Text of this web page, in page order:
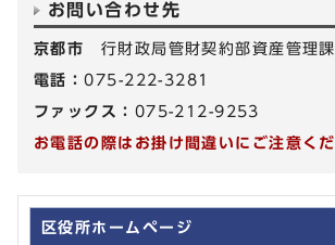
お問い合わせ先
京都市 行財政局管財契約部資産管理課
電話：075-222-3281
ファックス： 075-212-9253
お電話の際はお掛け間違いにご注意く
区役所ホームページ